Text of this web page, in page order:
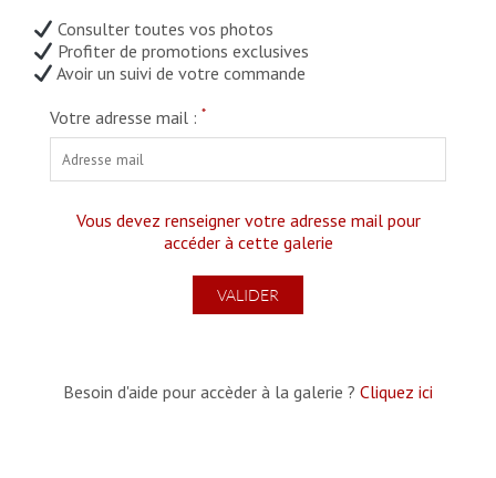
Consulter toutes vos photos
Profiter de promotions exclusives
Avoir un suivi de votre commande
Votre adresse mail : *
Vous devez renseigner votre adresse mail pour
accéder à cette galerie
Besoin d'aide pour accèder à la galerie ? Cliquez ici